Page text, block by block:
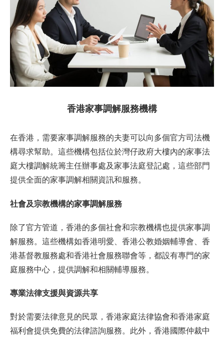
香港家事調解服務機構
在香港，需要家事調解服務的夫妻可以向多個官方司法機
構尋求幫助。這些機構包括位於灣仔政府大樓內的家事法
庭大樓調解統籌主任辦事處及家事法庭登記處，這些部門
提供全面的家事調解相關資訊和服務。
社會及宗教機構的家事調解服務
除了官方管道，香港的多個社會和宗教機構也提供家事調
解服務。這些機構如香港明愛、香港公教婚姻輔導會、香
港基督教服務處和香港社會服務聯會等，都設有專門的家
庭服務中心，提供調解和相關輔導服務。
專業法律支援與資源共享
對於需要法律意見的民眾，香港家庭法律協會和香港家庭
福利會提供免費的法律諮詢服務。此外，香港國際仲裁中